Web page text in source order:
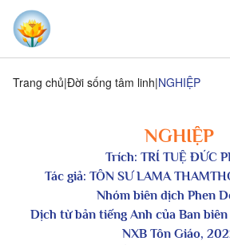
Trang chủ Đời sống tâm linh NGHIỆP
NGHIỆP
Trích: TRÍ TUỆ ĐỨC
Tác giả: TÔN SƯ LAMA
Nhóm biên dịch Phen
Dịch từ bản tiếng Anh của Ban
NXB Tôn Giáo,